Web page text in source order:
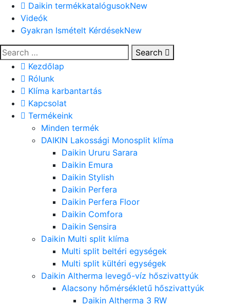
Daikin termékkatalógusokNew
Videók
Gyakran Ismételt KérdésekNew
Search
Kezdőlap
Rólunk
Klíma karbantartás
Kapcsolat
Termékeink
Minden termék
DAIKIN Lakossági Monosplit klíma
Daikin Ururu Sarara
Daikin Emura
Daikin Stylish
Daikin Perfera
Daikin Perfera Floor
Daikin Comfora
Daikin Sensira
Daikin Multi split klíma
Multi split beltéri egységek
Multi split kültéri egységek
Daikin Altherma levegő-víz hőszivattyúk
Alacsony hőmérsékletű hőszivattyúk
Daikin Altherma 3 RW